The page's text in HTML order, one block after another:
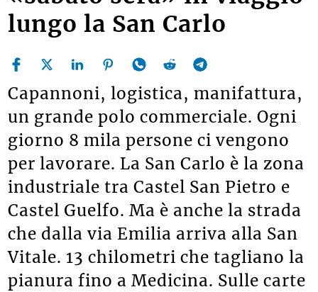
lungo la San Carlo
Capannoni, logistica, manifattura,
un grande polo commerciale. Ogni
giorno 8 mila persone ci vengono
per lavorare. La San Carlo è la zona
industriale tra Castel San Pietro e
Castel Guelfo. Ma è anche la strada
che dalla via Emilia arriva alla San
Vitale. 13 chilometri che tagliano la
pianura fino a Medicina. Sulle carte